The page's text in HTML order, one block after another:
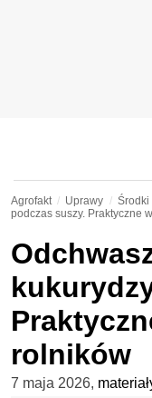
Agrofakt Uprawy Środki
podczas suszy. Praktyczne
rolników
7 maja 2026,